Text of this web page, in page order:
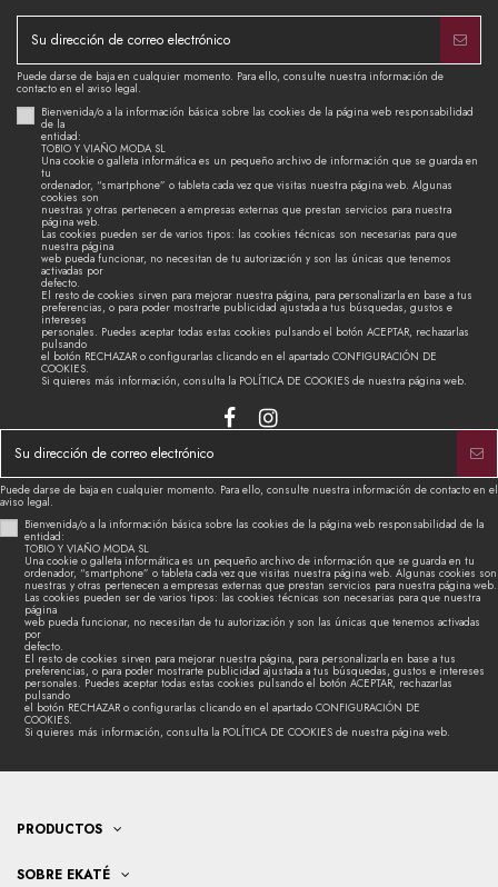
Puede darse de baja en cualquier momento. Para ello, consulte nuestra información de
contacto en el aviso legal.
Bienvenida/o a la información básica sobre las cookies de la página web responsabilidad
de la
entidad:
TOBIO Y VIAÑO MODA SL
Una cookie o galleta informática es un pequeño archivo de información que se guarda en
tu
ordenador, “smartphone” o tableta cada vez que visitas nuestra página web. Algunas
cookies son
nuestras y otras pertenecen a empresas externas que prestan servicios para nuestra
página web.
Las cookies pueden ser de varios tipos: las cookies técnicas son necesarias para que
nuestra página
web pueda funcionar, no necesitan de tu autorización y son las únicas que tenemos
activadas por
defecto.
El resto de cookies sirven para mejorar nuestra página, para personalizarla en base a tus
preferencias, o para poder mostrarte publicidad ajustada a tus búsquedas, gustos e
intereses
personales. Puedes aceptar todas estas cookies pulsando el botón ACEPTAR, rechazarlas
pulsando
el botón RECHAZAR o configurarlas clicando en el apartado CONFIGURACIÓN DE
COOKIES.
Si quieres más información, consulta la POLÍTICA DE COOKIES de nuestra página web.
Puede darse de baja en cualquier momento. Para ello, consulte nuestra información de contacto en el
aviso legal.
Bienvenida/o a la información básica sobre las cookies de la página web responsabilidad de la
entidad:
TOBIO Y VIAÑO MODA SL
Una cookie o galleta informática es un pequeño archivo de información que se guarda en tu
ordenador, “smartphone” o tableta cada vez que visitas nuestra página web. Algunas cookies son
nuestras y otras pertenecen a empresas externas que prestan servicios para nuestra página web.
Las cookies pueden ser de varios tipos: las cookies técnicas son necesarias para que nuestra
página
web pueda funcionar, no necesitan de tu autorización y son las únicas que tenemos activadas
por
defecto.
El resto de cookies sirven para mejorar nuestra página, para personalizarla en base a tus
preferencias, o para poder mostrarte publicidad ajustada a tus búsquedas, gustos e intereses
personales. Puedes aceptar todas estas cookies pulsando el botón ACEPTAR, rechazarlas
pulsando
el botón RECHAZAR o configurarlas clicando en el apartado CONFIGURACIÓN DE
COOKIES.
Si quieres más información, consulta la POLÍTICA DE COOKIES de nuestra página web.
PRODUCTOS
SOBRE EKATÉ